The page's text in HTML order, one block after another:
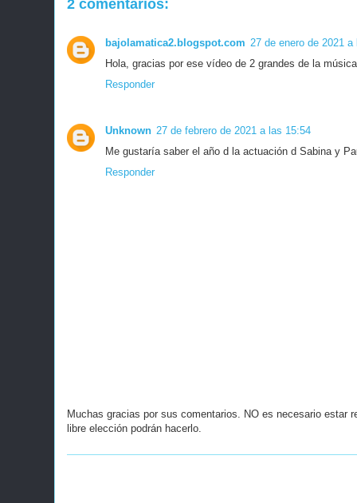
2 comentarios:
bajolamatica2.blogspot.com 27 de enero de 2021 a
Hola, gracias por ese vídeo de 2 grandes de la
Responder
Unknown 27 de febrero de 2021 a las 15:54
Me gustaría saber el año d la actuación d Sabina y
Responder
Muchas gracias por sus comentarios. NO es necesario estar
libre elección podrán hacerlo.